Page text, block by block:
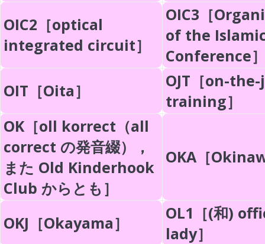
OIC2［optical
integrated circuit］
OIC3［
of the
Conference
OIT［Oita］
OJT［on-
training］
OK［oll korrect（all
correct の発音綴），
また Old Kinderhook
Club からとも］
OKA［
OKJ［Okayama］
OL1［(和)
lady］